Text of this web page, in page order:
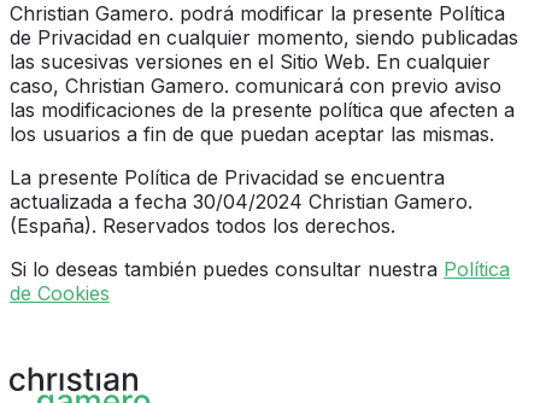
Christian Gamero. podrá modificar la presente Política
de Privacidad en cualquier momento, siendo publicadas
las sucesivas versiones en el Sitio Web. En cualquier
caso, Christian Gamero. comunicará con previo aviso
las modificaciones de la presente política que afecten a
los usuarios a fin de que puedan aceptar las mismas.
La presente Política de Privacidad se encuentra
actualizada a fecha 30/04/2024 Christian Gamero.
(España). Reservados todos los derechos.
Si lo deseas también puedes consultar nuestra Política
de Cookies